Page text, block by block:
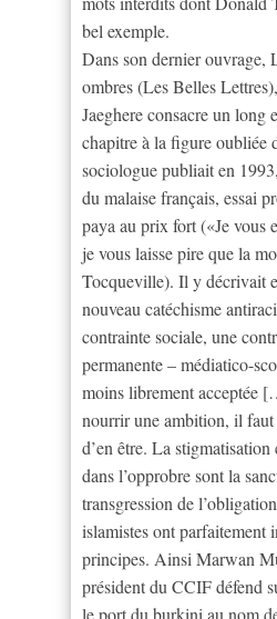
bel exemple.
Dans son dernier ouvrage,
ombres (Les Belles
Jaeghere consacre un long
chapitre à la figure oubliée
sociologue publiait en
du malaise français, essai
paya au prix fort («Je vous
je vous laisse pire que la
Tocqueville). Il y décrivait
nouveau catéchisme
contrainte sociale, une
permanente – médiatico-
moins librement acceptée
nourrir une ambition, il faut
d’en être. La
dans l’opprobre sont la
transgression de
islamistes ont parfaitement
principes. Ainsi Marwan
président du CCIF défend
le port du burkini au nom